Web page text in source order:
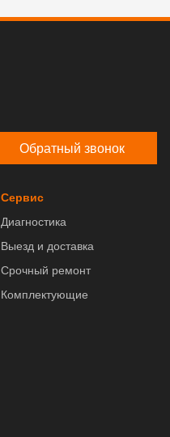
Обратный звонок
Сервис
Диагностика
Выезд и доставка
Срочный ремонт
Комплектующие